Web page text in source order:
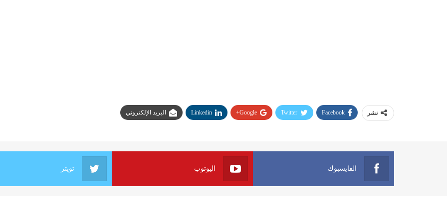
نشر Facebook
Twitter
Google+
Linkedin البريد الإلكتروني
الفايسبوك اليوتوب تويتر